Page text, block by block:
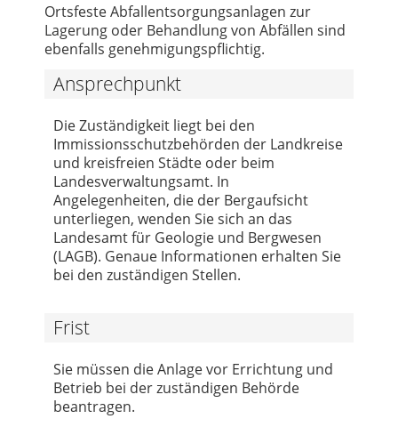
Ortsfeste Abfallentsorgungsanlagen zur
Lagerung oder Behandlung von Abfällen sind
ebenfalls genehmigungspflichtig.
Ansprechpunkt
Die Zuständigkeit liegt bei den
Immissionsschutzbehörden der Landkreise
und kreisfreien Städte oder beim
Landesverwaltungsamt. In
Angelegenheiten, die der Bergaufsicht
unterliegen, wenden Sie sich an das
Landesamt für Geologie und Bergwesen
(LAGB). Genaue Informationen erhalten Sie
bei den zuständigen Stellen.
Frist
Sie müssen die Anlage vor Errichtung und
Betrieb bei der zuständigen Behörde
beantragen.